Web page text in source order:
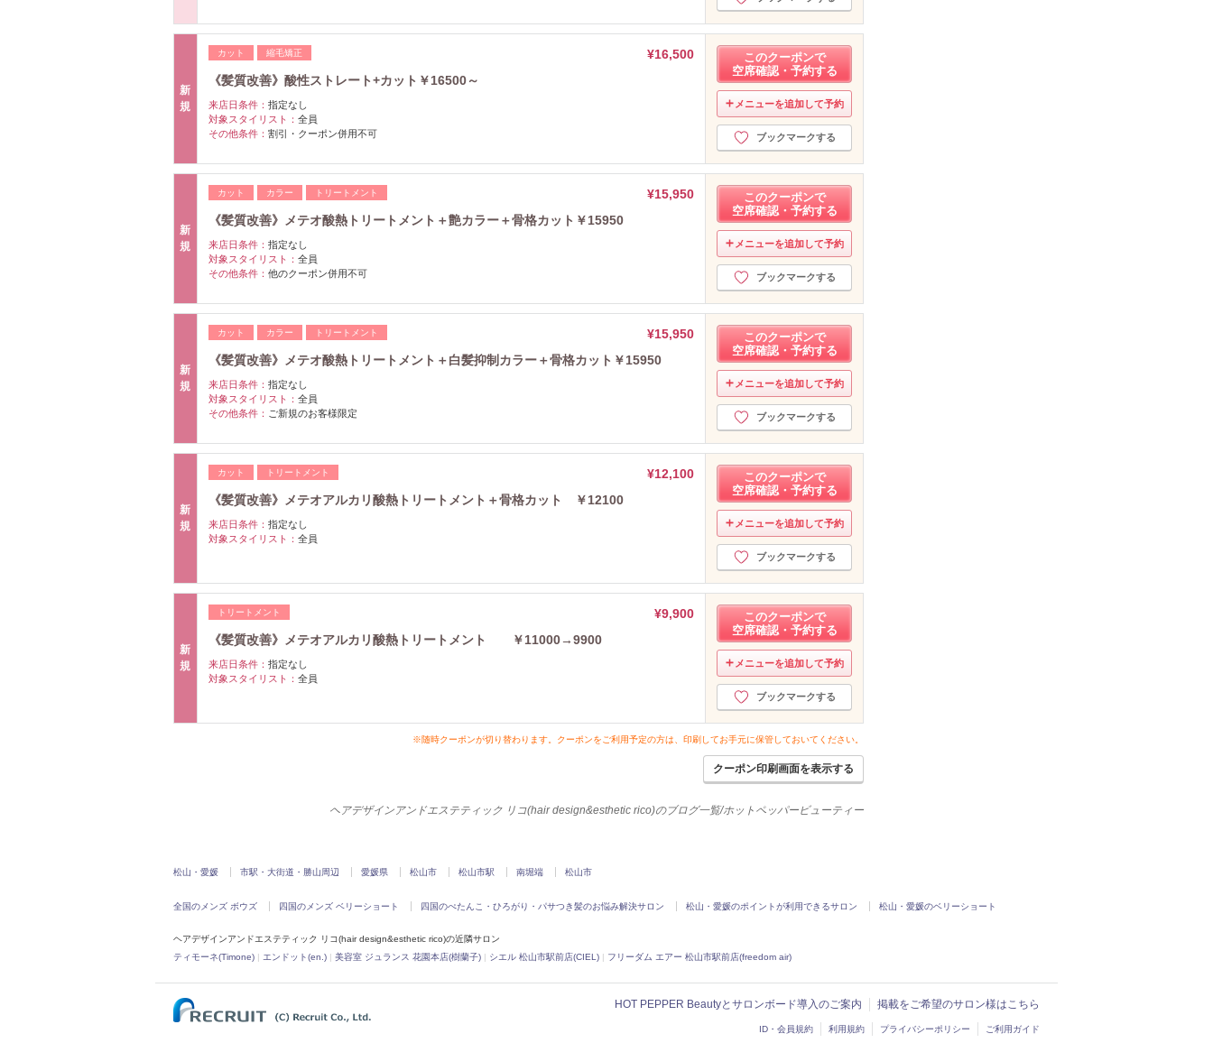
新
規
カット 縮毛矯正
¥16,500
《髪質改善》酸性ストレート+カット￥16500～
来店日条件： 指定なし
対象スタイリスト： 全員
その他条件： 割引・クーポン併用不可
このクーポンで
空席確認・予約する
メニューを追加して予約
ブックマークする
新
規
カット カラー トリートメント
¥15,950
《髪質改善》メテオ酸熱トリートメント＋艶カラー＋骨格カット￥15950
来店日条件： 指定なし
対象スタイリスト： 全員
その他条件： 他のクーポン併用不可
このクーポンで
空席確認・予約する
メニューを追加して予約
ブックマークする
新
規
カット カラー トリートメント
¥15,950
《髪質改善》メテオ酸熱トリートメント＋白髪抑制カラー＋骨格カット￥15950
来店日条件： 指定なし
対象スタイリスト： 全員
その他条件： ご新規のお客様限定
このクーポンで
空席確認・予約する
メニューを追加して予約
ブックマークする
新
規
カット トリートメント
¥12,100
《髪質改善》メテオアルカリ酸熱トリートメント＋骨格カット ￥12100
来店日条件： 指定なし
対象スタイリスト： 全員
このクーポンで
空席確認・予約する
メニューを追加して予約
ブックマークする
新
規
トリートメント
¥9,900
《髪質改善》メテオアルカリ酸熱トリートメント ￥11000→9900
来店日条件： 指定なし
対象スタイリスト： 全員
このクーポンで
空席確認・予約する
メニューを追加して予約
ブックマークする
※随時クーポンが切り替わります。クーポンをご利用予定の方は、印刷してお手元に保管しておいてください。
クーポン印刷画面を表示する
ヘアデザインアンドエステティック リコ(hair design&esthetic rico)のブログ一覧/ホットペッパービューティー
松山・愛媛 市駅・大街道・勝山周辺 愛媛県 松山市 松山市駅 南堀端 松山市
全国のメンズ ボウズ 四国のメンズ ベリーショート 四国のぺたんこ・ひろがり・パサつき髪のお悩み解決サロン 松山・愛媛のポイントが利用できるサロン 松山・愛媛のベリーショート
ヘアデザインアンドエステティック リコ(hair design&esthetic rico)の近隣サロン
ティモーネ(Timone) | エンドット(en.) | 美容室 ジュランス 花園本店(樹蘭子) | シエル 松山市駅前店(CIEL) | フリーダム エアー 松山市駅前店(freedom air)
HOT PEPPER Beautyとサロンボード導入のご案内 掲載をご希望のサロン様はこちら
ID・会員規約 利用規約 プライバシーポリシー ご利用ガイド